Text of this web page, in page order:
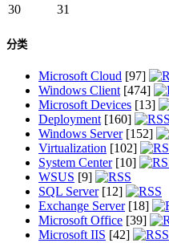
30
31
分类
Microsoft Cloud [97]
Windows Client [474]
Microsoft Devices [13]
Deployment [160]
Windows Server[152]
Virtualization [102]
System Center[10]
WSUS [9]
SQL Server[12]
Exchange Server[18]
Microsoft Office [39]
Microsoft IIS [42]